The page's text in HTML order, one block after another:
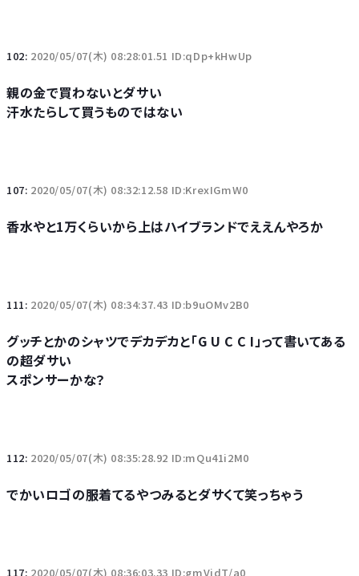
102: 2020/05/07(木) 08:28:01.51 ID:qDp+kHwUp
親の金で買わないとダサい
汗水たらして買うものではない
107: 2020/05/07(木) 08:32:12.58 ID:KrexIGmW0
香水やと1万くらいから上はハイブランドでええんやろか
111: 2020/05/07(木) 08:34:37.43 ID:b9uOMv2B0
グッチとかのシャツでデカデカと「G U C C I」って書いてある
の超ダサい
スポンサーかな？
112: 2020/05/07(木) 08:35:28.92 ID:mQu41i2M0
でかいロゴの服着てるやつみるとダサくて笑っちゃう
117: 2020/05/07(木) 08:36:03.33 ID:gmVidT/a0